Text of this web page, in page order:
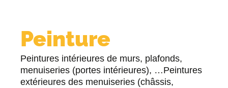
Peinture
Peintures intérieures de murs, plafonds,
menuiseries (portes intérieures), …Peintures
extérieures des menuiseries (châssis,